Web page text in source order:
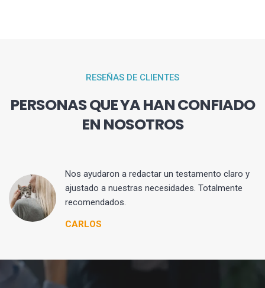
RESEÑAS DE CLIENTES
PERSONAS QUE YA HAN CONFIADO
EN NOSOTROS
Nos ayudaron a redactar un testamento claro y
ajustado a nuestras necesidades. Totalmente
recomendados.
CARLOS